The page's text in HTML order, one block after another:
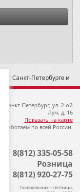
Санкт-Петербурге и
Санкт-Петербург, ул. 2-ой
Луч, д. 16
Показать на карте
работаем по всей России.
8(812) 335-05-58
Розница
8(812) 920-27-75
Понедельник—пятница,